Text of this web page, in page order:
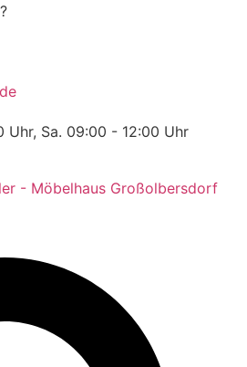
Uhr, Sa. 09:00 - 12:00 Uhr